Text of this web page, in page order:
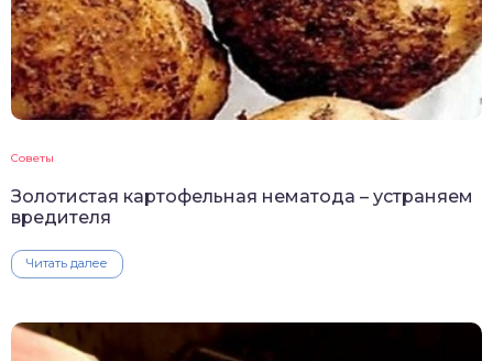
Советы
Золотистая картофельная нематода – устраняем
вредителя
Читать далее